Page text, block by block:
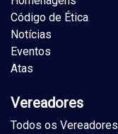
Código de Ética
Notícias
Eventos
Atas
Vereadores
Todos os Vereadores